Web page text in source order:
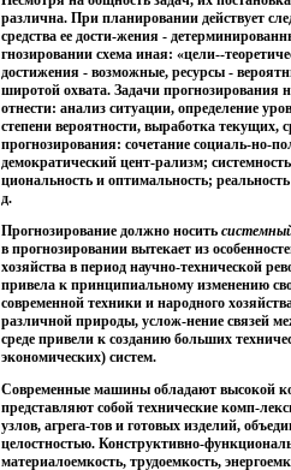
различна. При планировании действует
средства ее дости-жения -
гнозировании схема иная: «цели--
достижения - возможные, ресурсы -
широтой охвата. Задачи прогнозирования
отнести: анализ ситуации, определение
степени вероятности, выработка
прогнозирования: сочетание социаль-но-
демократический цент-рализм;
циональность и оптимальность;
д.
Прогнозирование должно носить
в прогнозировании вытекает из
хозяйства в период научно-технической
привела к принципиальному изменению
современной техники и народного
различной природы, услож-нение связей
среде привели к созданию больших
экономических) систем.
Современные машины обладают высокой
представляют собой технические комп-
узлов, агрега-тов и готовых изделий,
целостностью. Конструктивно-
материалоемкость, трудоемкость,